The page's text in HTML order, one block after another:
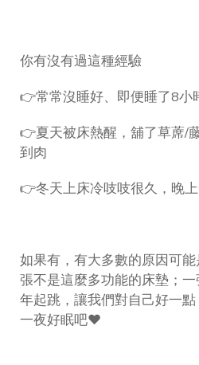
你有沒有過這種經驗
👉常常沒睡好、即便睡了8小
👉夏天被床熱醒，舖了草蓆/
到肉
👉冬天上床冷吱吱很久，晚
如果有，有大多數的原因可
張不是這麼多功能的床墊；
年起跳，讓我們對自己好一
一夜好眠吧❤